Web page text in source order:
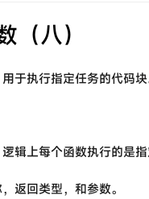
八）
于执行指定任务的代码块
辑上每个函数执行的是指
返回类型，和参数。